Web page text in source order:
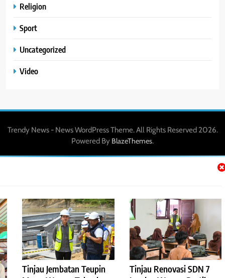
Tinjau Jembatan Teupin
Tinjau Renovasi SDN 7
Religion
Sport
Uncategorized
Video
Trendy News - News WordPress Theme. All Rights Reserved 2026.
Powered By BlazeThemes.